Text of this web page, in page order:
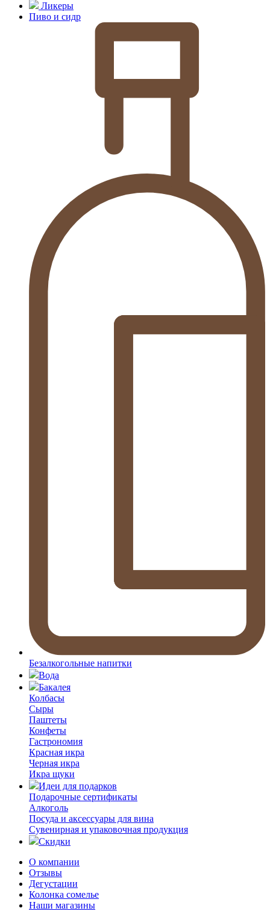
Ликеры
Пиво и сидр
Безалкогольные напитки
Вода
Бакалея
Колбасы
Сыры
Паштеты
Конфеты
Гастрономия
Красная икра
Черная икра
Икра щуки
Идеи для подарков
Подарочные сертификаты
Алкоголь
Посуда и аксессуары для вина
Сувенирная и упаковочная продукция
Скидки
О компании
Отзывы
Дегустации
Колонка сомелье
Наши магазины